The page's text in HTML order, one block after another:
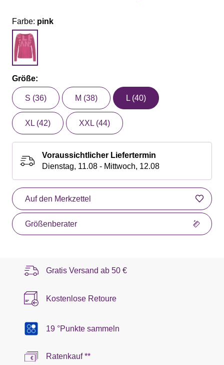
Farbe: pink
Größe:
S (36) M (38) L (40)
XL (42) XXL (44)
Voraussichtlicher Liefertermin
Dienstag, 11.08 - Mittwoch, 12.08
Auf den Merkzettel
Größenberater
Gratis Versand ab 50 €
Kostenlose Retoure
19 °Punkte sammeln
Ratenkauf **